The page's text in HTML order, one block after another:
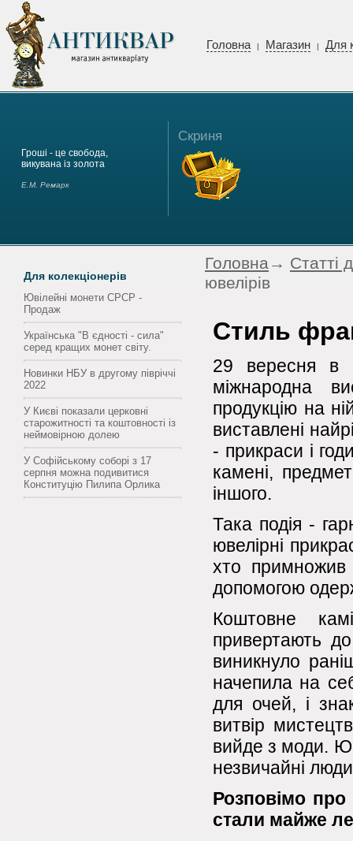
Головна | Магазин | Для
Гроші - це свобода,
викувана із золота
Е.М. Ремарк
Скриня
Для колекціонерів
Ювілейні монети СРСР -
Продаж
Українська "В єдності - сила"
серед кращих монет світу.
Новинки НБУ в другому півріччі
2022
У Києві показали церковні
старожитності та коштовності із
неймовірною долею
У Софійському соборі з 17
серпня можна подивитися
Конституцію Пилипа Орлика
Головна→ Статті
ювелірів
Стиль
29 вересня в
міжнародна
продукцію на
виставлені
- прикраси і
камені,
іншого.
Така подія -
ювелірні
хто
допомогою
Коштовне
привертають
виникнуло
начепила на
для очей, і
витвір
вийде з моди.
незвичайні
Розповімо
стали майже